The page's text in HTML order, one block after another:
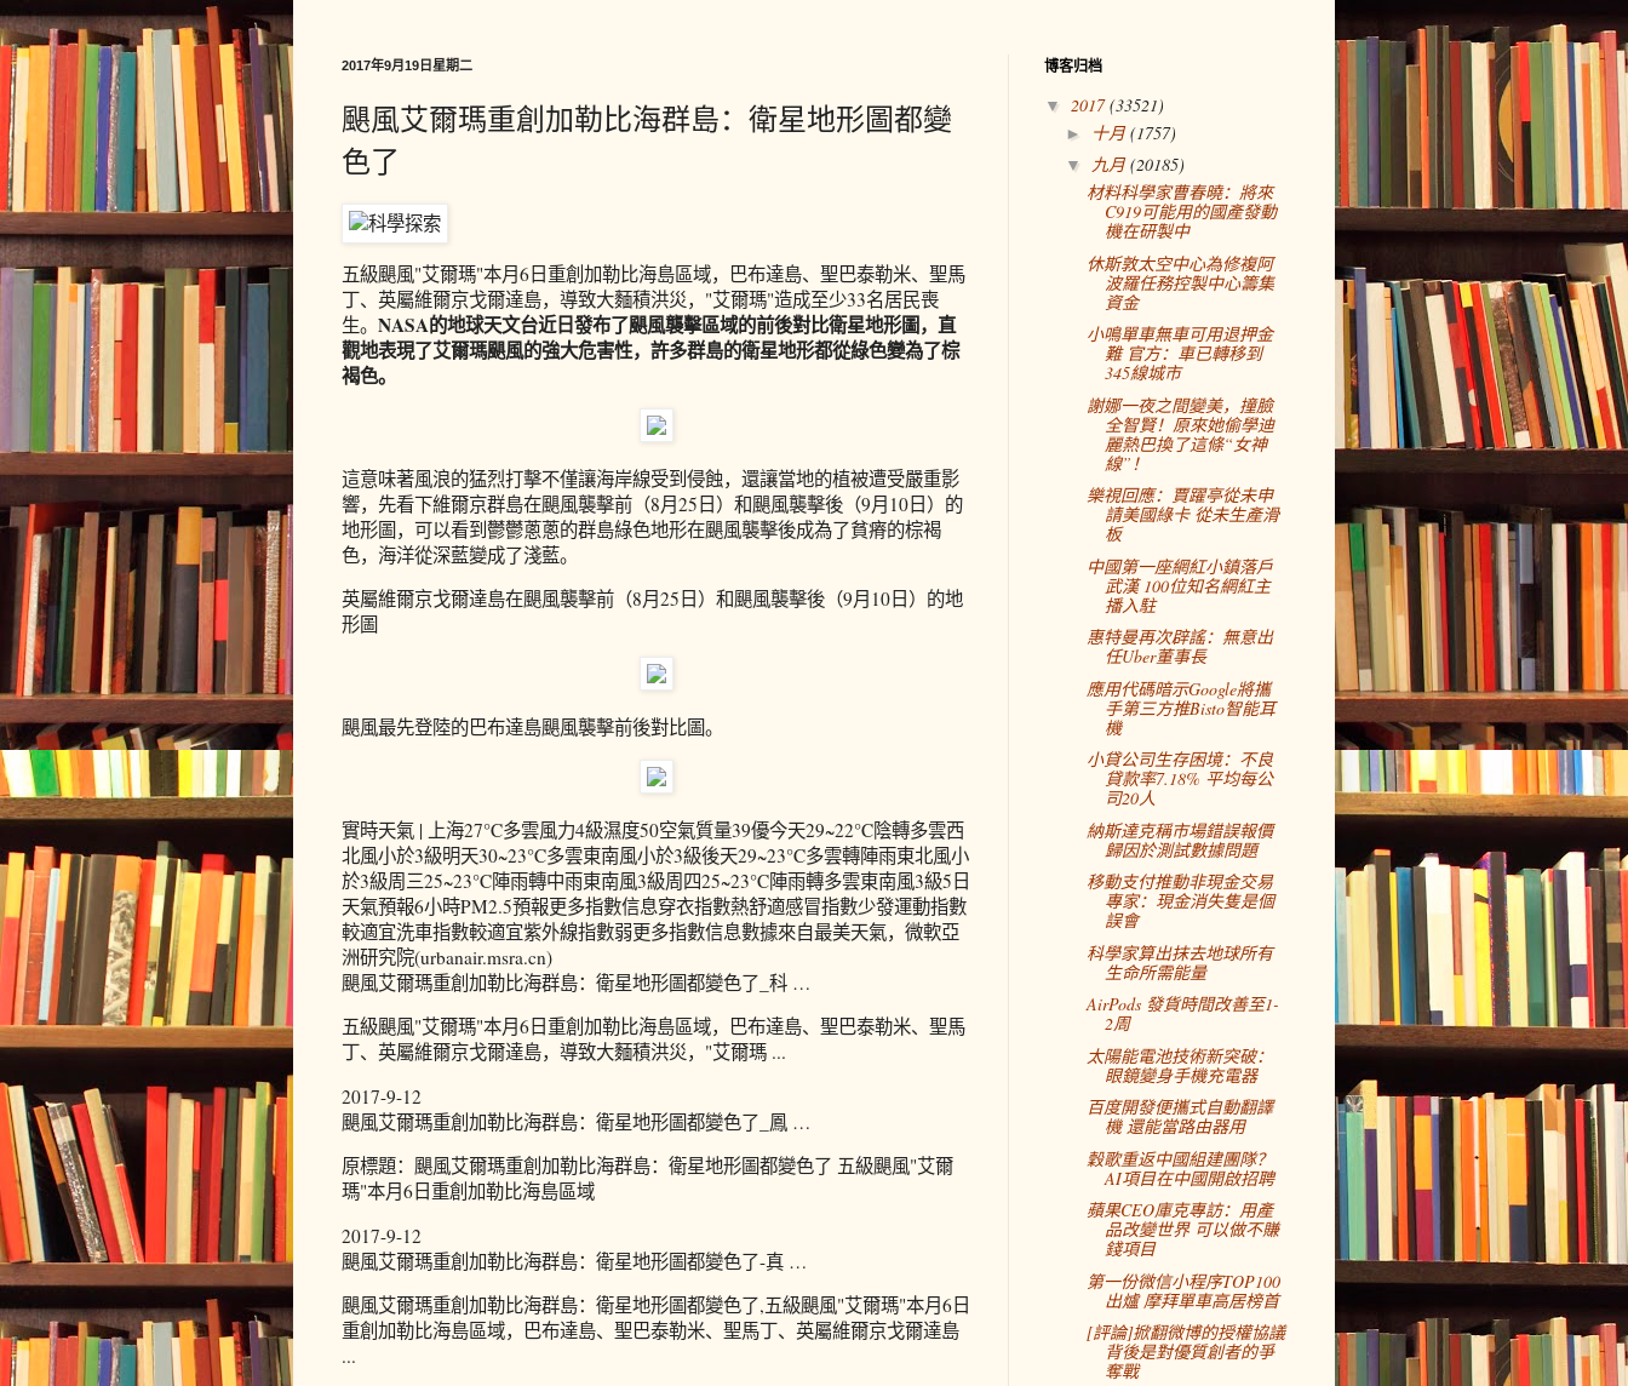
2017年9月19日星期二
颶風艾爾瑪重創加勒比海群島：衛星地形圖都變
色了
五級颶風"艾爾瑪"本月6日重創加勒比海島區域，巴布達島、聖巴泰勒米、聖馬
丁、英屬維爾京戈爾達島，導致大麵積洪災，"艾爾瑪"造成至少33名居民喪
生。 NASA的地球天文台近日發布了颶風襲擊區域的前後對比衛星地形圖，直
觀地表現了艾爾瑪颶風的強大危害性，許多群島的衛星地形都從綠色變為了棕
褐色。
這意味著風浪的猛烈打擊不僅讓海岸線受到侵蝕，還讓當地的植被遭受嚴重影
響，先看下維爾京群島在颶風襲擊前（8月25日）和颶風襲擊後（9月10日）的
地形圖，可以看到鬱鬱蔥蔥的群島綠色地形在颶風襲擊後成為了貧瘠的棕褐
色，海洋從深藍變成了淺藍。
英屬維爾京戈爾達島在颶風襲擊前（8月25日）和颶風襲擊後（9月10日）的地
形圖
颶風最先登陸的巴布達島颶風襲擊前後對比圖。
實時天氣 | 上海27°C多雲風力4級濕度50空氣質量39優今天29~22°C陰轉多雲西
北風小於3級明天30~23°C多雲東南風小於3級後天29~23°C多雲轉陣雨東北風小
於3級周三25~23°C陣雨轉中雨東南風3級周四25~23°C陣雨轉多雲東南風3級5日
天氣預報6小時PM2.5預報更多指數信息穿衣指數熱舒適感冒指數少發運動指數
較適宜洗車指數較適宜紫外線指數弱更多指數信息數據來自最美天氣，微軟亞
洲研究院(urbanair.msra.cn)
颶風艾爾瑪重創加勒比海群島：衛星地形圖都變色了_科 …
五級颶風"艾爾瑪"本月6日重創加勒比海島區域，巴布達島、聖巴泰勒米、聖馬
丁、英屬維爾京戈爾達島，導致大麵積洪災，"艾爾瑪 ...
2017-9-12
颶風艾爾瑪重創加勒比海群島：衛星地形圖都變色了_鳳 …
原標題：颶風艾爾瑪重創加勒比海群島：衛星地形圖都變色了 五級颶風"艾爾
瑪"本月6日重創加勒比海島區域
2017-9-12
颶風艾爾瑪重創加勒比海群島：衛星地形圖都變色了-真 …
颶風艾爾瑪重創加勒比海群島：衛星地形圖都變色了,五級颶風"艾爾瑪"本月6日
重創加勒比海島區域，巴布達島、聖巴泰勒米、聖馬丁、英屬維爾京戈爾達島
...
博客归档
▼ 2017(33521)
► 十月(1757)
▼ 九月(20185)
材料科學家曹春曉：將來
C919可能用的國產發動
機在研製中
休斯敦太空中心為修複阿
波羅任務控製中心籌集
資金
小鳴單車無車可用退押金
難 官方：車已轉移到
345線城市
謝娜一夜之間變美，撞臉
全智賢！原來她偷學迪
麗熱巴換了這條“女神
線”！
樂視回應：賈躍亭從未申
請美國綠卡 從未生產滑
板
中國第一座網紅小鎮落戶
武漢 100位知名網紅主
播入駐
惠特曼再次辟謠：無意出
任Uber董事長
應用代碼暗示Google將攜
手第三方推Bisto智能耳
機
小貸公司生存困境：不良
貸款率7.18% 平均每公
司20人
納斯達克稱市場錯誤報價
歸因於測試數據問題
移動支付推動非現金交易
專家：現金消失隻是個
誤會
科學家算出抹去地球所有
生命所需能量
AirPods 發貨時間改善至1-
2周
太陽能電池技術新突破：
眼鏡變身手機充電器
百度開發便攜式自動翻譯
機 還能當路由器用
穀歌重返中國組建團隊？
AI項目在中國開啟招聘
蘋果CEO庫克專訪：用產
品改變世界 可以做不賺
錢項目
第一份微信小程序TOP100
出爐 摩拜單車高居榜首
[評論]掀翻微博的授權協議
背後是對優質創者的爭
奪戰